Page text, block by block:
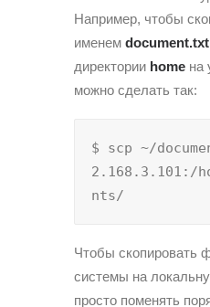
Например, чтобы
именем document.txt
директории home на
можно сделать так:
$ scp ~/
2.168.3.101:/
nts/
Чтобы скопировать
системы на
просто поменять